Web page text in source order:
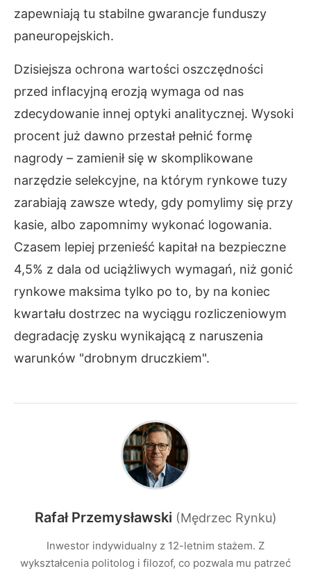
zapewniają tu stabilne gwarancje funduszy
paneuropejskich.
Dzisiejsza ochrona wartości oszczędności
przed inflacyjną erozją wymaga od nas
zdecydowanie innej optyki analitycznej. Wysoki
procent już dawno przestał pełnić formę
nagrody – zamienił się w skomplikowane
narzędzie selekcyjne, na którym rynkowe tuzy
zarabiają zawsze wtedy, gdy pomylimy się przy
kasie, albo zapomnimy wykonać logowania.
Czasem lepiej przenieść kapitał na bezpieczne
4,5% z dala od uciążliwych wymagań, niż gonić
rynkowe maksima tylko po to, by na koniec
kwartału dostrzec na wyciągu rozliczeniowym
degradację zysku wynikającą z naruszenia
warunków "drobnym druczkiem".
Rafał Przemysławski (Mędrzec Rynku)
Inwestor indywidualny z 12-letnim stażem. Z
wykształcenia politolog i filozof, co pozwala mu patrzeć